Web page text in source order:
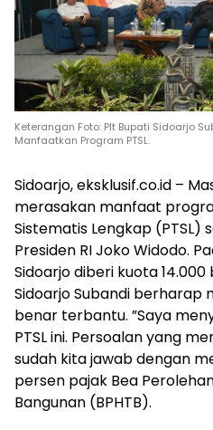
Keterangan Foto: Plt Bupati Sidoarjo
Manfaatkan Program PTSL.
Sidoarjo, eksklusif.co.id –
merasakan manfaat
Sistematis Lengkap
Presiden RI Joko Widodo.
Sidoarjo diberi kuota
Sidoarjo Subandi
benar terbantu. ”Saya
PTSL ini. Persoalan yang
sudah kita jawab dengan
persen pajak Bea
Bangunan (BPHTB).